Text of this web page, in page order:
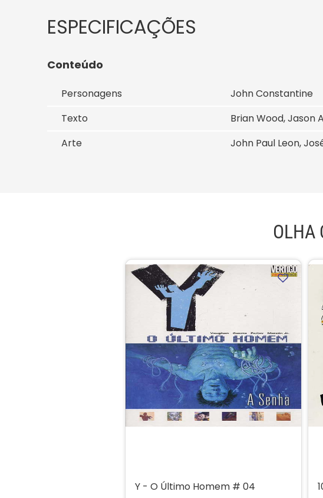
Conteúdo
Personagens
John Constantine
Texto
Brian Wood, Jason
Arte
John Paul Leon,
OLHA
Y - O Último Homem # 04